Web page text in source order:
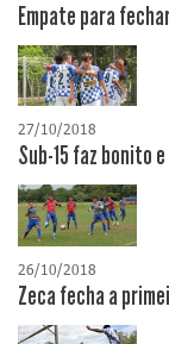
Empate para
27/10/2018
Sub-15 faz bonito
26/10/2018
Zeca fecha a